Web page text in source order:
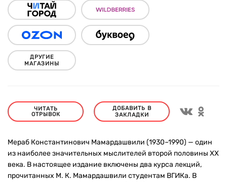
ДРУГИЕ
МАГАЗИНЫ
ЧИТАТЬ
ОТРЫВОК
ДОБАВИТЬ В
ЗАКЛАДКИ
Мераб Константинович Мамардашвили (1930–1990) — один
из наиболее значительных мыслителей второй половины ХХ
века. В настоящее издание включены два курса лекций,
прочитанных М. К. Мамардашвили студентам ВГИКа. В